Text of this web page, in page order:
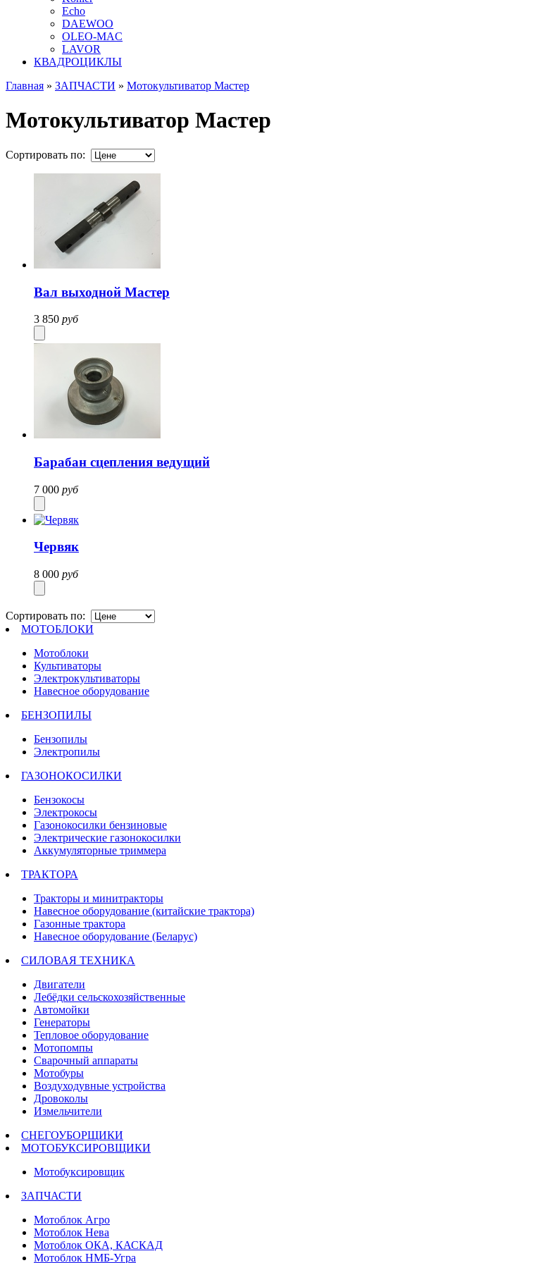
Echo
DAEWOO
OLEO-MAC
LAVOR
КВАДРОЦИКЛЫ
Главная » ЗАПЧАСТИ » Мотокультиватор Мастер
Мотокультиватор Мастер
Сортировать по:
Вал выходной Мастер
3 850 руб
Барабан сцепления ведущий
7 000 руб
Червяк
8 000 руб
Сортировать по:
МОТОБЛОКИ
Мотоблоки
Культиваторы
Электрокультиваторы
Навесное оборудование
БЕНЗОПИЛЫ
Бензопилы
Электропилы
ГАЗОНОКОСИЛКИ
Бензокосы
Электрокосы
Газонокосилки бензиновые
Электрические газонокосилки
Аккумуляторные триммера
ТРАКТОРА
Тракторы и минитракторы
Навесное оборудование (китайские трактора)
Газонные трактора
Навесное оборудование (Беларус)
СИЛОВАЯ ТЕХНИКА
Двигатели
Лебёдки сельскохозяйственные
Автомойки
Генераторы
Тепловое оборудование
Мотопомпы
Сварочный аппараты
Мотобуры
Воздуходувные устройства
Дровоколы
Измельчители
СНЕГОУБОРЩИКИ
МОТОБУКСИРОВЩИКИ
Мотобуксировщик
ЗАПЧАСТИ
Мотоблок Агро
Мотоблок Нева
Мотоблок ОКА, КАСКАД
Мотоблок НМБ-Угра